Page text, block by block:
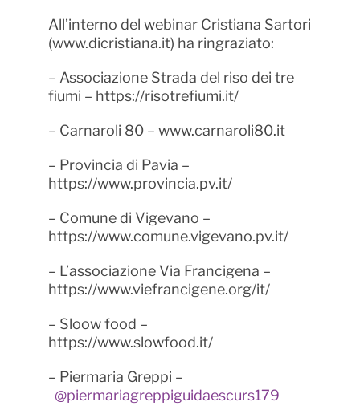
All’interno del webinar Cristiana Sartori
(www.dicristiana.it) ha ringraziato:
– Associazione Strada del riso dei tre
fiumi – https://risotrefiumi.it/
– Carnaroli 80 – www.carnaroli80.it
– Provincia di Pavia –
https://www.provincia.pv.it/
– Comune di Vigevano –
https://www.comune.vigevano.pv.it/
– L’associazione Via Francigena –
https://www.viefrancigene.org/it/
– Sloow food –
https://www.slowfood.it/
– Piermaria Greppi –
@piermariagreppiguidaescurs179